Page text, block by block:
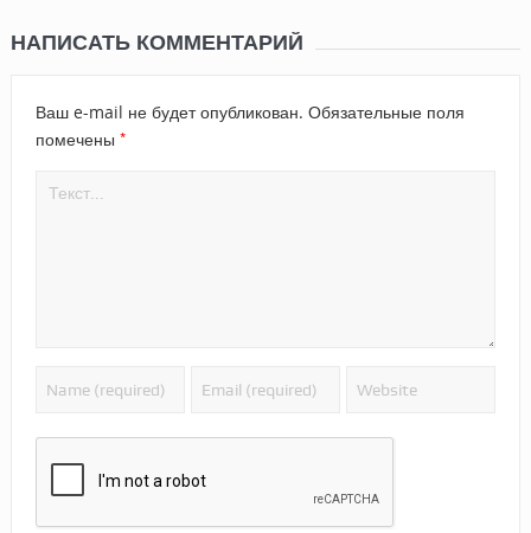
НАПИСАТЬ КОММЕНТАРИЙ
Ваш e-mail не будет опубликован. Обязательные поля
помечены *